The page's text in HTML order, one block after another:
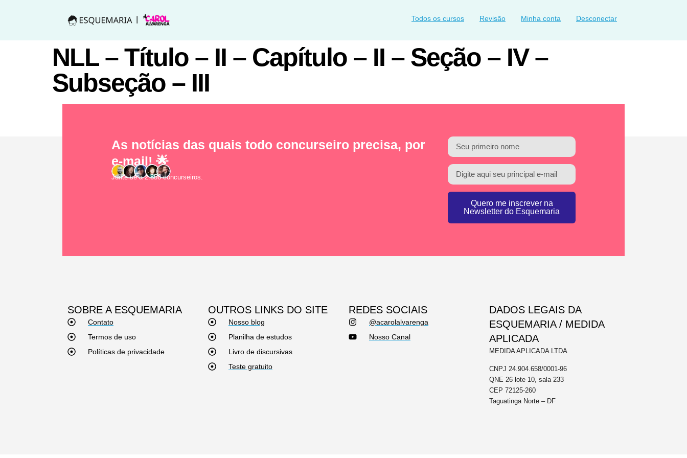
Todos os cursos Revisão Minha conta Desconectar
NLL – Título – II – Capítulo – II – Seção – IV –
Subseção – III
As notícias das quais todo concurseiro precisa, por
e-mail! 🌟
Junte-se a 2.856 concurseiros.
Quero me inscrever na
Newsletter do Esquemaria
SOBRE A ESQUEMARIA
Contato
Termos de uso
Políticas de privacidade
OUTROS LINKS DO SITE
Nosso blog
Planilha de estudos
Livro de discursivas
Teste gratuito
REDES SOCIAIS
@acarolalvarenga
Nosso Canal
DADOS LEGAIS DA
ESQUEMARIA / MEDIDA
APLICADA
MEDIDA APLICADA LTDA
CNPJ 24.904.658/0001-96
QNE 26 lote 10, sala 233
CEP 72125-260
Taguatinga Norte – DF